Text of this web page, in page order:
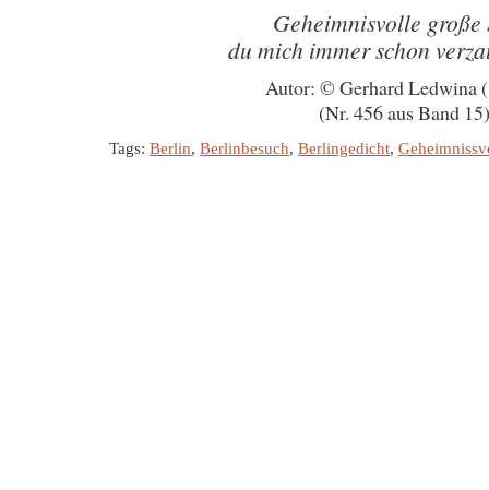
Geheimnisvolle große
du mich immer schon
Autor: © Gerhard Ledwina
(Nr. 456 aus Band 15)
Tags: Berlin, Berlinbesuch, Berlingedicht,